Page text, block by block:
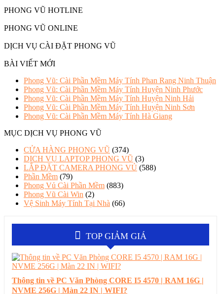
PHONG VŨ HOTLINE
PHONG VŨ ONLINE
DỊCH VỤ CÀI ĐẶT PHONG VŨ
BÀI VIẾT MỚI
Phong Vũ: Cài Phần Mềm Máy Tính Phan Rang Ninh Thuận
Phong Vũ: Cài Phần Mềm Máy Tính Huyện Ninh Phước
Phong Vũ: Cài Phần Mềm Máy Tính Huyện Ninh Hải
Phong Vũ: Cài Phần Mềm Máy Tính Huyện Ninh Sơn
Phong Vũ: Cài Phần Mềm Máy Tính Hà Giang
MỤC DỊCH VỤ PHONG VŨ
CỬA HÀNG PHONG VŨ (374)
DỊCH VỤ LAPTOP PHONG VŨ (3)
LẮP ĐẶT CAMERA PHONG VỦ (588)
Phần Mềm (79)
Phong Vủ Cài Phần Mềm (883)
Phong Vũ Cài Win (2)
Vệ Sinh Máy Tính Tại Nhà (66)
TOP GIẢM GIÁ
Thông tin về PC Văn Phòng CORE I5 4570 | RAM 16G |
NVME 256G | Màn 22 IN | WIFI?